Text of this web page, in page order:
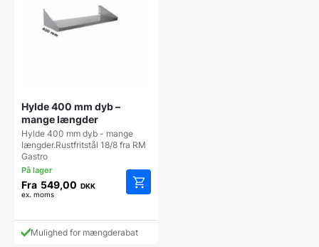
Hylde 400 mm dyb –
mange længder
Hylde 400 mm dyb - mange
længder.Rustfritstål 18/8 fra RM
Gastro
Fra 549,00 DKK
ex. moms
har
flere
Mulighed for mængderabat